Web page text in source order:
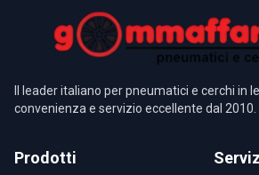
Il leader italiano per pneumatici e cerchi in
convenienza e servizio eccellente dal 2010.
Prodotti